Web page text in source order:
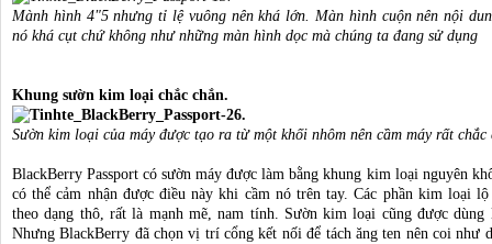
Mành hình 4"5 nhưng tỉ lệ vuông nên khá lớn. Màn hình cuộn nên nội
nó khá cụt chứ không như những màn hình dọc mà chúng ta đang sử dụng
Khung sườn kim loại chắc chắn.
Sườn kim loại của máy được tạo ra từ một khối nhôm nên cầm máy rất chắc
BlackBerry Passport có sườn máy được làm bằng khung kim loại nguyên
có thể cảm nhận được điều này khi cầm nó trên tay. Các phần kim loại
theo dạng thô, rất là mạnh mẽ, nam tính. Sườn kim loại cũng được dùng
Nhưng BlackBerry đã chọn vị trí cổng kết nối để tách ăng ten nên coi như